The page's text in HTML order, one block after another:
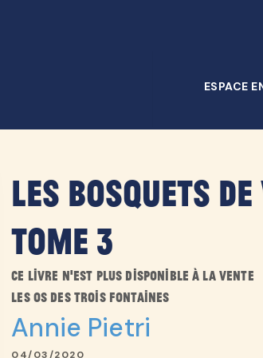
ESPACE
Les bosquets
Tome 3
Ce livre n'est plus disponible à la vente
Les os des trois fontaines
Annie Pietri
04/03/2020